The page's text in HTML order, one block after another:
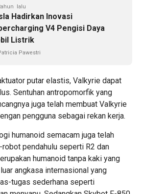
lalu
Hadirkan Inovasi
V4 Pengisi Daya
Listrik
Pawestri
putar elastis, Valkyrie dapat
Sentuhan antropomorfik yang
juga telah membuat Valkyrie
pengguna sebagai rekan kerja.
humanoid semacam juga telah
pendahulu seperti R2 dan
humanoid tanpa kaki yang
angkasa internasional yang
tugas sederhana seperti